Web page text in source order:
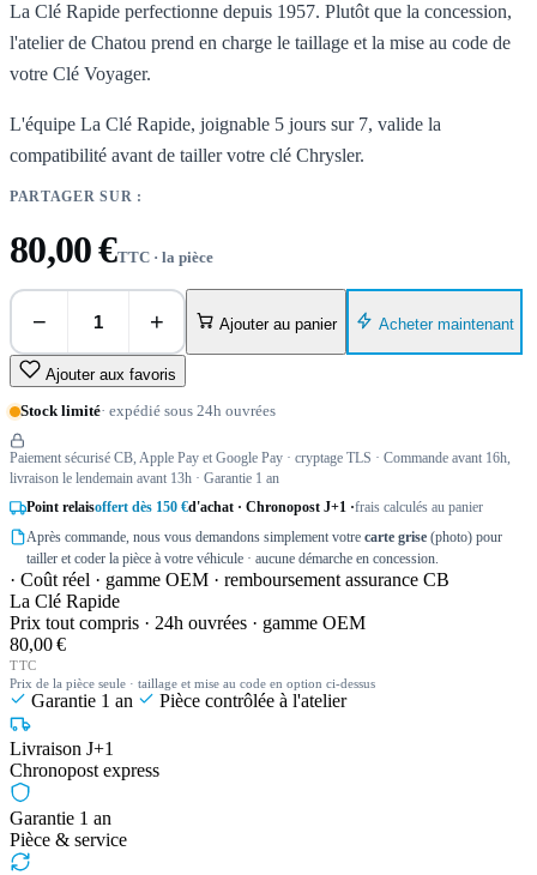
La Clé Rapide perfectionne depuis 1957. Plutôt que la concession,
l'atelier de Chatou prend en charge le taillage et la mise au code de
votre Clé Voyager.
L'équipe La Clé Rapide, joignable 5 jours sur 7, valide la
compatibilité avant de tailler votre clé Chrysler.
PARTAGER SUR :
80,00 €TTC · la pièce
− + Ajouter au panier Acheter maintenant
Ajouter aux favoris
Stock limité· expédié sous 24h ouvrées
Paiement sécurisé CB, Apple Pay et Google Pay · cryptage TLS · Commande avant 16h,
livraison le lendemain avant 13h · Garantie 1 an
Point relaisoffert dès 150 €d'achat · Chronopost J+1 ·frais calculés au panier
Après commande, nous vous demandons simplement votre carte grise (photo) pour
tailler et coder la pièce à votre véhicule · aucune démarche en concession.
· Coût réel · gamme OEM · remboursement assurance CB
La Clé Rapide
Prix tout compris · 24h ouvrées · gamme OEM
80,00 €
TTC
Prix de la pièce seule · taillage et mise au code en option ci-dessus
Garantie 1 an Pièce contrôlée à l'atelier
Livraison J+1
Chronopost express
Garantie 1 an
Pièce & service